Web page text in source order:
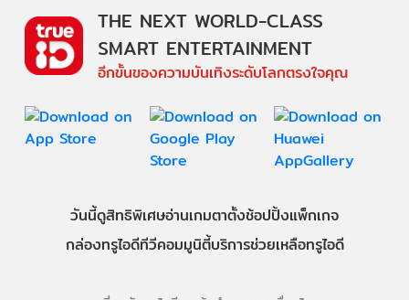
THE NEXT WORLD-CLASS
SMART ENTERTAINMENT
อีกขั้นของความบันเทิงระดับโลกตรงใจคุณ
วันนี้ดูสิทธิพิเศษอ่านเกมตาตั้งช้อปปิ้งแพ็กเกจ
กล่องทรูไอดีทีวีคอมมูนิตี้บริการช่วยเหลือทรูไอดี